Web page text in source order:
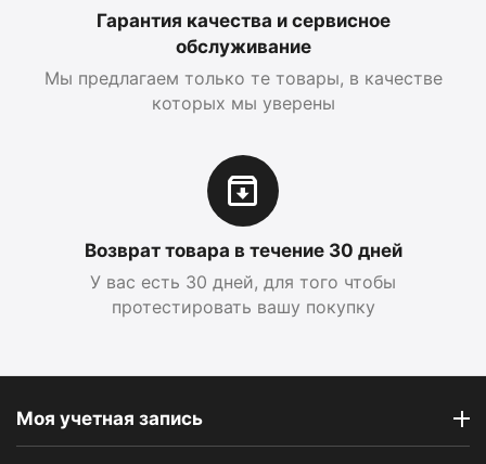
Гарантия качества и сервисное
обслуживание
Мы предлагаем только те товары, в качестве
которых мы уверены
Возврат товара в течение 30 дней
У вас есть 30 дней, для того чтобы
протестировать вашу покупку
Моя учетная запись